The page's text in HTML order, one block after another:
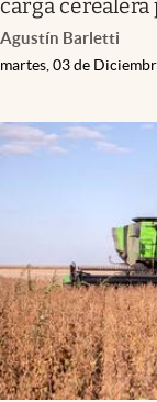
carga
Agustín Barletti
martes, 03 de